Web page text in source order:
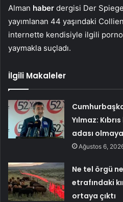
Alman haber dergisi Der
yayımlanan 44 yaşındaki
internette kendisiyle ilgili
yaymakla suçladı.
İlgili Makaleler
Yılmaz:
adası
Ağustos 6,
Ne tel örgü
etrafındaki
ortaya çıktı